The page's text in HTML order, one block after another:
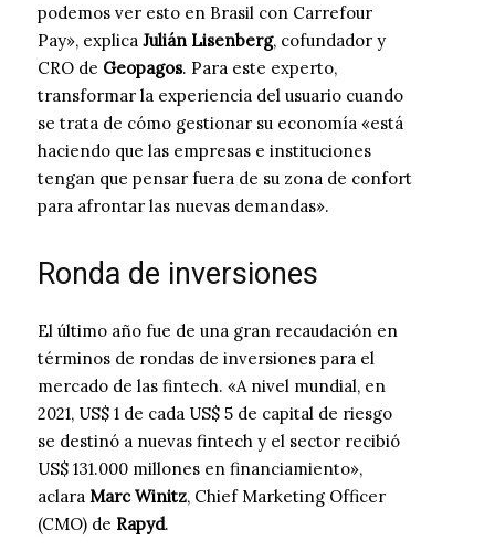
podemos ver esto en Brasil con Carrefour
Pay», explica Julián Lisenberg, cofundador y
CRO de Geopagos. Para este experto,
transformar la experiencia del usuario cuando
se trata de cómo gestionar su economía «está
haciendo que las empresas e instituciones
tengan que pensar fuera de su zona de confort
para afrontar las nuevas demandas».
Ronda de inversiones
El último año fue de una gran recaudación en
términos de rondas de inversiones para el
mercado de las fintech. «A nivel mundial, en
2021, US$ 1 de cada US$ 5 de capital de riesgo
se destinó a nuevas fintech y el sector recibió
US$ 131.000 millones en financiamiento»,
aclara Marc Winitz, Chief Marketing Officer
(CMO) de Rapyd.